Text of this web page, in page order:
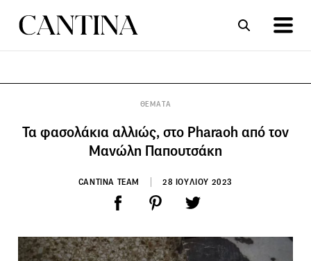
ΘΕΜΑΤΑ
Τα φασολάκια αλλιώς, στο Pharaoh από τον
Μανώλη Παπουτσάκη
CANTINA TEAM 28 ΙΟΥΛΙΟΥ 2023